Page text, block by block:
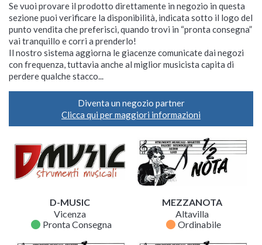
Se vuoi provare il prodotto direttamente in negozio in questa
sezione puoi verificare la disponibilità, indicata sotto il logo del
punto vendita che preferisci, quando trovi in “pronta consegna”
vai tranquillo e corri a prenderlo!
Il nostro sistema aggiorna le giacenze comunicate dai negozi
con frequenza, tuttavia anche al miglior musicista capita di
perdere qualche stacco...
Diventa un negozio partner
Clicca qui per maggiori informazioni
D-MUSIC
Vicenza
fiber_manual_record Pronta Consegna
MEZZANOTA
Altavilla
fiber_manual_record Ordinabile